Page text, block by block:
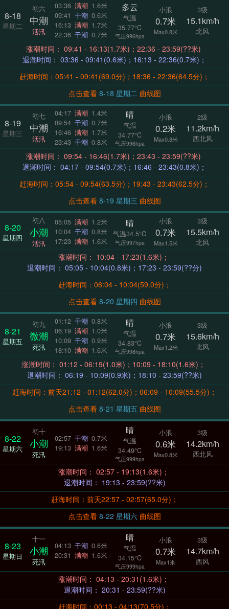
8-18
星期二
初六
中潮
活汛
03:36 满潮 1.6米
09:41 干潮 0.6米
16:13 满潮 1.7米
22:36 干潮 0.7米
多云
气温
35.77°C
气压996hpa
小浪
0.7米
Max0.8米
3级
15.1km/h
北风
涨潮时间： 09:41 - 16:13(1.7米)；22:36 - 23:59(??米)
退潮时间： 03:36 - 09:41(0.6米)；16:13 - 22:36(0.7米)；
赶海时间：05:41 - 09:41(69.0分)；18:36 - 22:36(64.5分)；
点击查看
8-18 星期二 曲线图
8-19
星期三
初七
中潮
活汛
04:17 满潮 1.4米
09:54 干潮 0.7米
16:46 满潮 1.7米
23:43 干潮 0.8米
晴
气温
34.77°C
气压996hpa
小浪
0.2米
Max0.8米
2级
11.2km/h
西北风
涨潮时间： 09:54 - 16:46(1.7米)；23:43 - 23:59(??米)
退潮时间： 04:17 - 09:54(0.7米)；16:46 - 23:43(0.8米)；
赶海时间：05:54 - 09:54(63.5分)；19:43 - 23:43(62.5分)；
点击查看
8-19 星期三 曲线图
8-20
星期四
初八
小潮
活汛
05:05 满潮 1.2米
10:04 干潮 0.8米
17:23 满潮 1.6米
晴
气温34.5°C
气压997hpa
小浪
0.7米
Max1.5米
3级
15.5km/h
北风
涨潮时间： 10:04 - 17:23(1.6米)；
退潮时间： 05:05 - 10:04(0.8米)；17:23 - 23:59(??分)
赶海时间：06:04 - 10:04(59.0分)；
点击查看
8-20 星期四 曲线图
8-21
星期五
初九
微潮
死汛
01:12 干潮 0.8米
06:19 满潮 1.0米
10:09 干潮 0.9米
18:10 满潮 1.6米
晴
气温
34.83°C
气压998hpa
小浪
0.7米
Max1.2米
3级
15.6km/h
北风
涨潮时间： 01:12 - 06:19(1.0米)；10:09 - 18:10(1.6米)；
退潮时间： 06:19 - 10:09(0.9米)；18:10 - 23:59(??米)
赶海时间：前天21:12 - 01:12(62.0分)；06:09 - 10:09(55.5分)；
点击查看
8-21 星期五 曲线图
8-22
星期六
初十
小潮
死汛
02:57 干潮 0.7米
19:13 满潮 1.6米
晴
气温
34.49°C
气压999hpa
小浪
0.6米
Max0.8米
3级
14.2km/h
西北风
涨潮时间： 02:57 - 19:13(1.6米)；
退潮时间： 19:13 - 23:59(??米)
赶海时间：前天22:57 - 02:57(65.0分)；
点击查看
8-22 星期六 曲线图
8-23
星期日
十一
小潮
死汛
04:13 干潮 0.6米
20:31 满潮 1.6米
晴
气温
34.15°C
气压999hpa
小浪
0.7米
Max1米
3级
14.7km/h
西风
涨潮时间： 04:13 - 20:31(1.6米)；
退潮时间： 20:31 - 23:59(??米)
赶海时间：00:13 - 04:13(70.5分)；